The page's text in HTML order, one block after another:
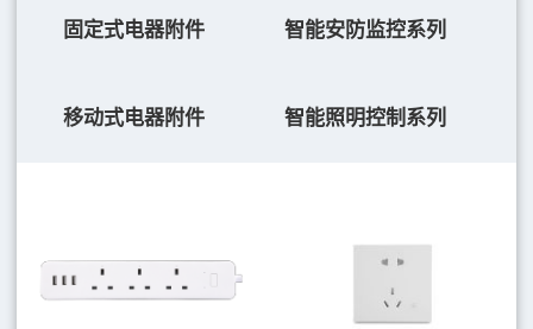
固定式电器附件 智能安防监控系列
移动式电器附件 智能照明控制系列